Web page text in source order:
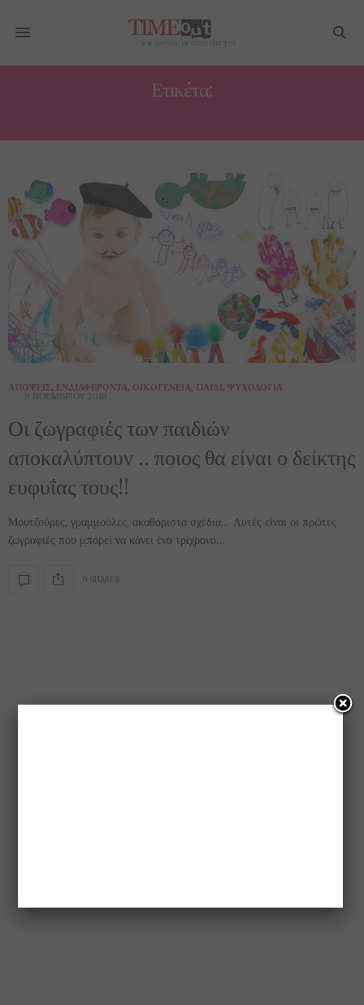
Ετικέτα:
ΑΠΌΨΕΙΣ, ΕΝΔΙΑΦΈΡΟΝΤΑ, ΟΙΚΟΓΈΝΕΙΑ, ΠΑΙΔΊ, ΨΥΧΟΛΟΓΊΑ
9 ΝΟΕΜΒΡΊΟΥ 2016
Οι ζωγραφιές των παιδιών
αποκαλύπτουν .. ποιος θα είναι ο δείκτης
ευφυΐας τους!!
Μουτζούρες, γραμμούλες, ακαθόριστα σχέδια… Αυτές είναι οι πρώτες
ζωγραφιές που μπορεί να κάνει ένα τρίχρονο…
0 SHARES